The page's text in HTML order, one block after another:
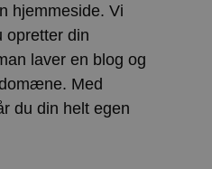
hjemmeside. Vi
opretter din
laver en blog og
Med
du din helt egen